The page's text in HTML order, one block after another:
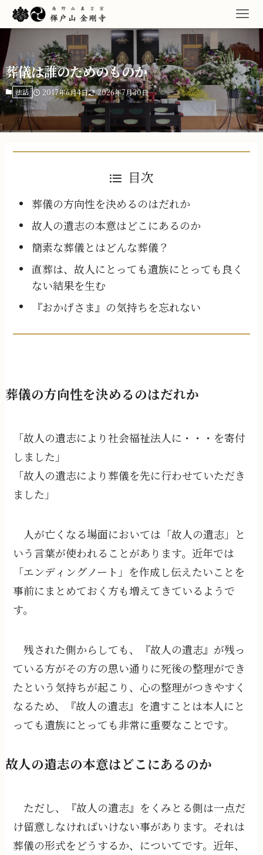
葬儀は誰のためのものか
法話 2017年6月4日 2026年7月30日
目次
葬儀の方向性を決めるのはだれか
故人の遺志の本意はどこにあるのか
簡素な葬儀とはどんな葬儀？
直葬は、故人にとっても遺族にとっても良く
ない結果を生む
『おかげさま』の気持ちを忘れない
葬儀の方向性を決めるのはだれか
「故人の遺志により社会福祉法人に・・・を寄付
しました」
「故人の遺志により葬儀を先に行わせていただき
ました」
人が亡くなる場面においては「故人の遺志」と
いう言葉が使われることがあります。近年では
「エンディングノート」を作成し伝えたいことを
事前にまとめておく方も増えてきているようで
す。
残された側からしても、『故人の遺志』が残っ
ている方がその方の思い通りに死後の整理ができ
たという気持ちが起こり、心の整理がつきやすく
なるため、『故人の遺志』を遺すことは本人にと
っても遺族にとっても非常に重要なことです。
故人の遺志の本意はどこにあるのか
ただし、『故人の遺志』をくみとる側は一点だ
け留意しなければいけない事があります。それは
葬儀の形式をどうするか、についてです。近年、